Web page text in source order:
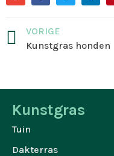
VORIGE
Kunstgras honden
Kunstgras
Tuin
Dakterras